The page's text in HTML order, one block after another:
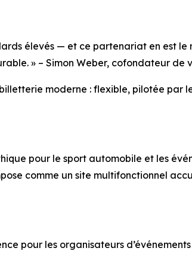
élevés — et ce partenariat en est le
» – Simon Weber, cofondateur de
moderne : flexible, pilotée par
pour le sport automobile et les
comme un site multifonctionnel
pour les organisateurs